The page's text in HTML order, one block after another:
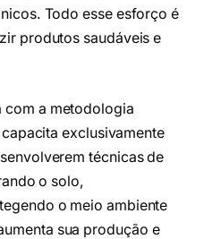
Todo esse esforço é
produtos saudáveis e
com a metodologia
exclusivamente
técnicas de
o solo,
o meio ambiente
sua produção e